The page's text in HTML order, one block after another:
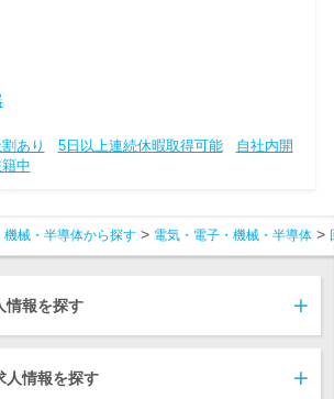
あり 5日以上連続休暇取得可能
自社内開
中
機械・半導体から探す 電気・電子・機械・半導体
情報を探す
人情報を探す